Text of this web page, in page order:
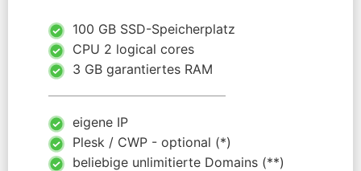
100 GB SSD-Speicherplatz
CPU 2 logical cores
3 GB garantiertes RAM
eigene IP
Plesk / CWP - optional (*)
beliebige unlimitierte Domains (**)